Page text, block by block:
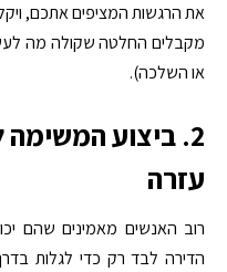
את הרגשות המציפים אתכם,
מקבלים החלטה שקולה מה
או השלכה).
2. ביצוע
עזרה
רוב האנשים מאמינים שהם
הדירה לבד רק כדי לגלות